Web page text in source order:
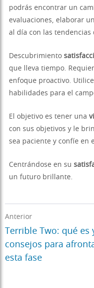
podrás encontrar un
evaluaciones, elaborar
al día con las tendencias
Descubrimiento
que lleva tiempo.
enfoque proactivo.
habilidades para el
El objetivo es tener una
con sus objetivos y le
sea paciente y confíe en
Centrándose en su
un futuro brillante.
Anterior
Terrible Two: qué es
consejos para
esta fase